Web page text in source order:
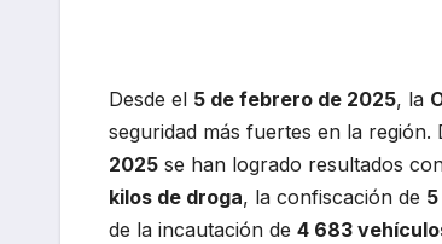
Desde el 5 de febrero de 2025, la
seguridad más fuertes en la región.
2025 se han logrado resultados
kilos de droga, la confiscación de
de la incautación de 4 683